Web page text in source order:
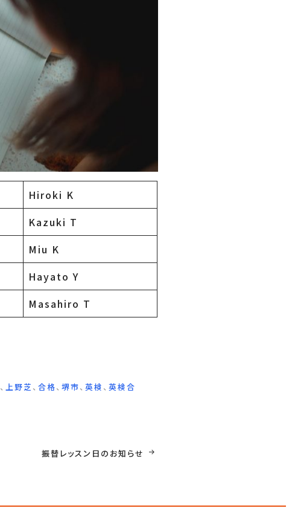
Hiroki K
Kazuki T
Miu K
Hayato Y
Masahiro T
、上野芝 、合格、堺市、英検 、英検合
振替レッスン日のお知らせ